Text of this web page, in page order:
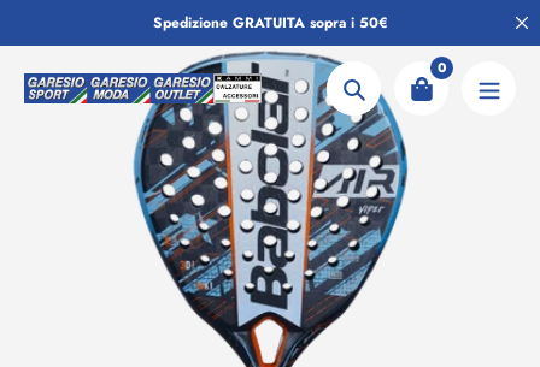
al
contenuto
Spedizione GRATUITA sopra i 50€
Ricerca
0